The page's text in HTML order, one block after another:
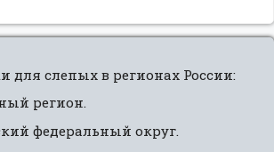
для слепых в регионах России:
регион.
федеральный округ.